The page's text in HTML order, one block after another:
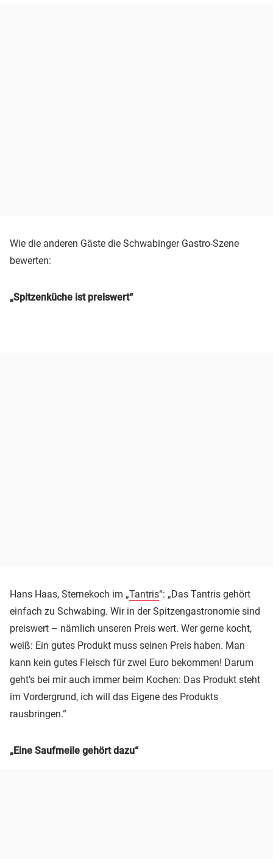
Wie die anderen Gäste die Schwabinger Gastro-Szene
bewerten:
„Spitzenküche ist preiswert“
Hans Haas, Sternekoch im „Tantris“: „Das Tantris gehört
einfach zu Schwabing. Wir in der Spitzengastronomie sind
preiswert – nämlich unseren Preis wert. Wer gerne kocht,
weiß: Ein gutes Produkt muss seinen Preis haben. Man
kann kein gutes Fleisch für zwei Euro bekommen! Darum
geht’s bei mir auch immer beim Kochen: Das Produkt steht
im Vordergrund, ich will das Eigene des Produkts
rausbringen.“
„Eine Saufmeile gehört dazu“